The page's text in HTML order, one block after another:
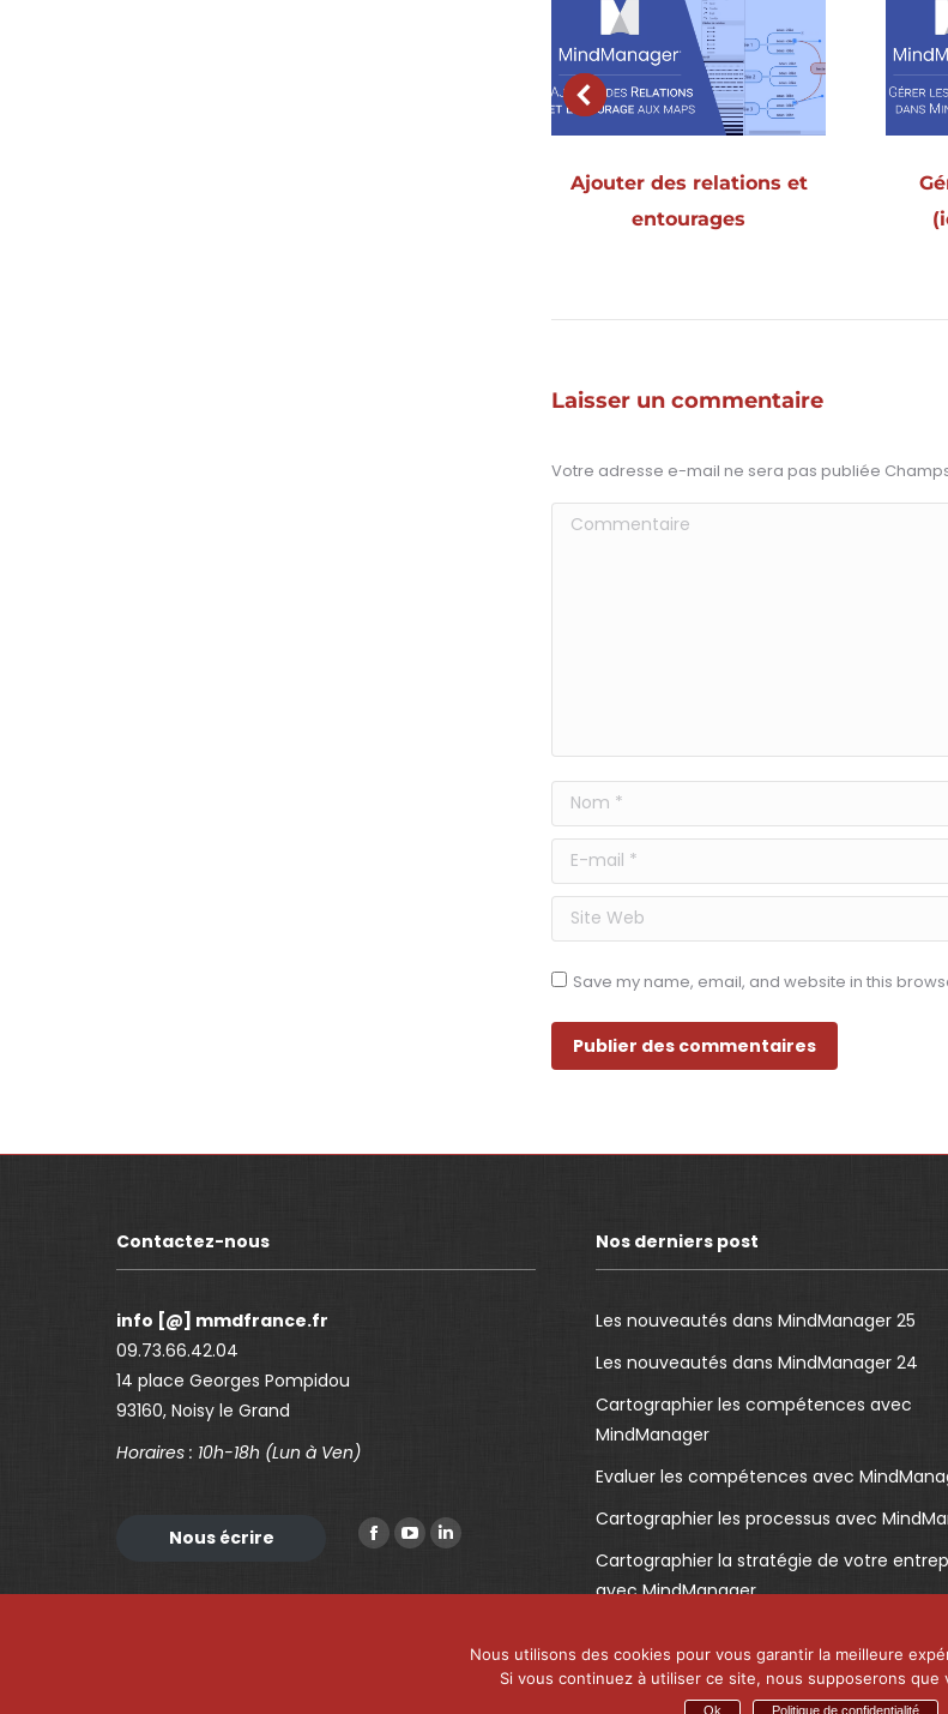
Ajouter des relations et
entourages
Laisser un commentaire
Votre adresse e-mail ne sera pas publiée
Commentaire
Nom *
E-mail *
Site Web
Save my name, email, and website in this
Publier des commentaires
Contactez-nous
info [@] mmdfrance.fr
09.73.66.42.04
14 place Georges Pompidou
93160, Noisy le Grand
Horaires : 10h-18h (Lun à Ven)
Nous écrire Trouvez nous sur :
F
Y
L
Nos derniers post
Les nouveautés dans MindManager 25
Les nouveautés dans MindManager 24
Cartographier les compétences avec
MindManager
Evaluer les compétences avec
Cartographier les processus avec
Cartographier la stratégie de votre
avec MindManager
Nous utilisons des cookies pour vous garantir la meilleure
Si vous continuez à utiliser ce site, nous supposerons que
Ok Politique de confidentialité